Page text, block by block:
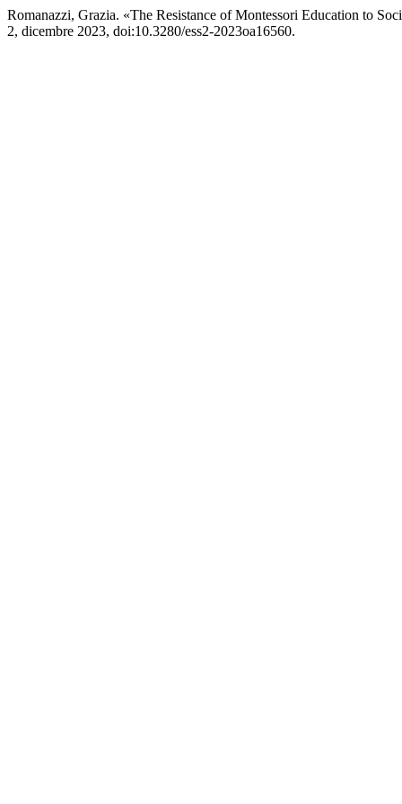
Romanazzi, Grazia. «The Resistance of Montessori Education to
2, dicembre 2023, doi:10.3280/ess2-2023oa16560.